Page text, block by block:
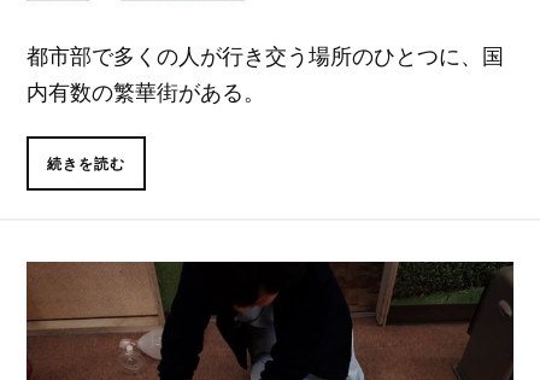
都市部で多くの人が行き交う場所のひとつに、国
内有数の繁華街がある。
続きを読む